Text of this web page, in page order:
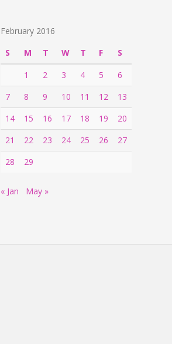
February 2016
S
M T W T F
S
1
2 3 4 5
6
7
8 9 10 11 12
13
14
15 16 17 18 19
20
21
22 23 24 25 26
27
28
29
« Jan May »